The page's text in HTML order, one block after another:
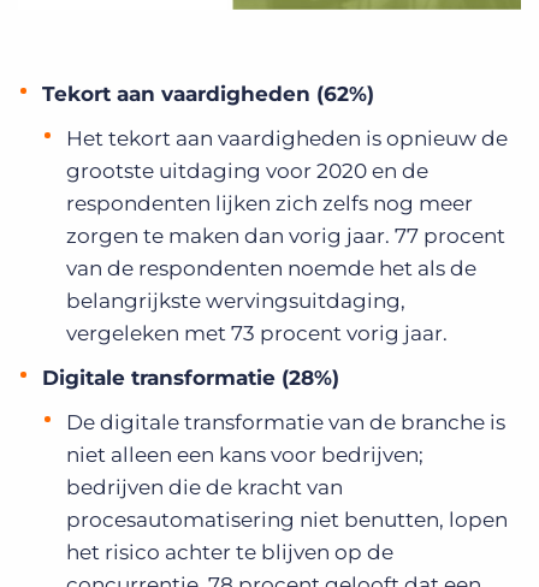
Tekort aan vaardigheden (62%)
Het tekort aan vaardigheden is opnieuw de
grootste uitdaging voor 2020 en de
respondenten lijken zich zelfs nog meer
zorgen te maken dan vorig jaar. 77 procent
van de respondenten noemde het als de
belangrijkste wervingsuitdaging,
vergeleken met 73 procent vorig jaar.
Digitale transformatie (28%)
De digitale transformatie van de branche is
niet alleen een kans voor bedrijven;
bedrijven die de kracht van
procesautomatisering niet benutten, lopen
het risico achter te blijven op de